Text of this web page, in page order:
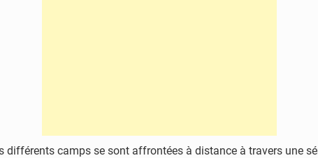
camps se sont affrontées à distance à travers une